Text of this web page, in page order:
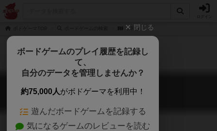
牛乳屋
牛乳屋
Dairyman
閉じる
ボードゲームのプレイ履歴を記録し
て、
自分のデータを管理しませんか？
約75,000人がボドゲーマを利用中！
遊んだボードゲームを記録する
気になるゲームのレビューを読む